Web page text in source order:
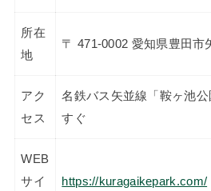
所在
地
〒 471-0002 愛知県豊田市
アク
セス
名鉄バス矢並線「鞍ヶ池
すぐ
WEB
サイ
https://kuragaikepark.com/